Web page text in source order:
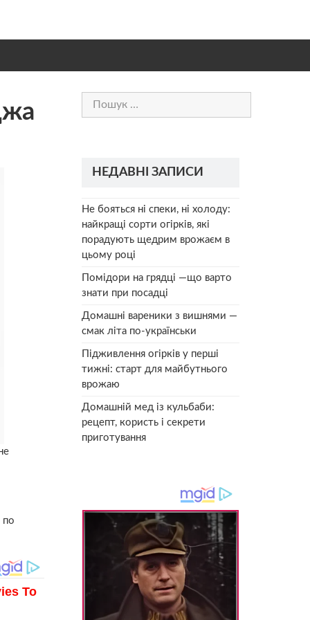
по
Пошук:
НЕДАВНІ ЗАПИСИ
Не бояться ні спеки, ні холоду:
найкращі сорти огірків, які
порадують щедрим врожаєм в
цьому році
Помідори на грядці —що варто
знати при посадці
Домашні вареники з вишнями —
смак літа по-українськи
Підживлення огірків у перші
тижні: старт для майбутнього
врожаю
Домашній мед із кульбаби:
рецепт, користь і секрети
приготування